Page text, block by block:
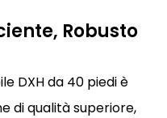
Robusto
DXH da 40 piedi è
di qualità superiore,